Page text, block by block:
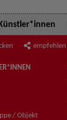
empfehlen
/ Objekt